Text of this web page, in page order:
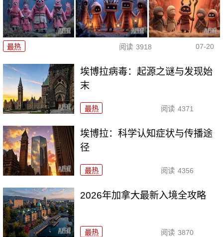
最热 阅读 3918 07-20
埃博拉病毒：起源之谜与发现始
末
最热 阅读 4371
埃博拉：科学认知症状与传播途
径
最热 阅读 4356
2026年加拿大最新入境全攻略
最热 阅读 3870